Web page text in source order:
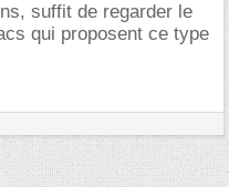
suffit de regarder le
qui proposent ce type